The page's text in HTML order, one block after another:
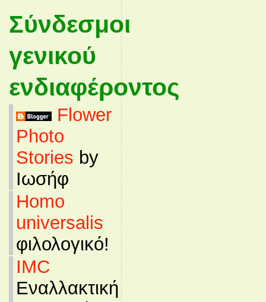
Σύνδεσμοι
γενικού
ενδιαφέροντος
Flower
Photo
Stories by
Ιωσήφ
Homo
universalis
φιλολογικό!
IMC
Εναλλακτική